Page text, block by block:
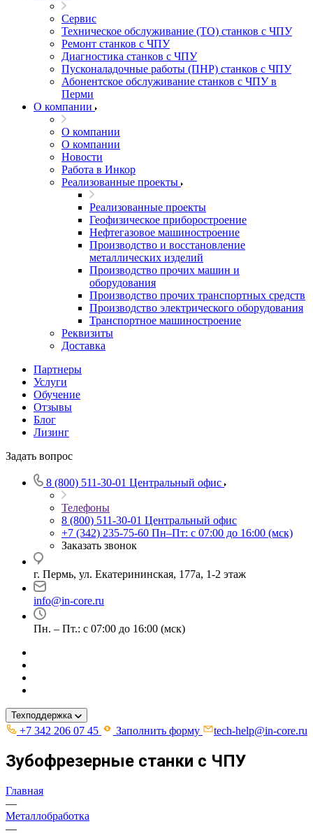
Сервис
Техническое обслуживание (ТО) станков с ЧПУ
Ремонт станков с ЧПУ
Диагностика станков с ЧПУ
Пусконаладочные работы (ПНР) станков с ЧПУ
Абонентское обслуживание станков с ЧПУ в
Перми
О компании
О компании
О компании
Новости
Работа в Инкор
Реализованные проекты
Реализованные проекты
Геофизическое приборостроение
Нефтегазовое машиностроение
Производство и восстановление
металлических изделий
Производство прочих машин и
оборудования
Производство прочих транспортных средств
Производство электрического оборудования
Транспортное машиностроение
Реквизиты
Доставка
Партнеры
Услуги
Обучение
Отзывы
Блог
Лизинг
Задать вопрос
8 (800) 511-30-01 Центральный офис
Телефоны
8 (800) 511-30-01 Центральный офис
+7 (342) 235-75-60 Пн–Пт: с 07:00 до 16:00 (мск)
Заказать звонок
г. Пермь, ул. ​Екатерининская, 177а, ​1-2 этаж
info@in-core.ru
Пн. – Пт.: с 07:00 до 16:00 (мск)
Техподдержка
+7 342 206 07 45 Заполнить форму tech-help@in-core.ru
Зубофрезерные станки с ЧПУ
Главная
—
Металлобработка
—